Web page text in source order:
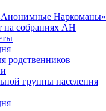
Наркоманы»
на собраниях АН
родственников
группы населения